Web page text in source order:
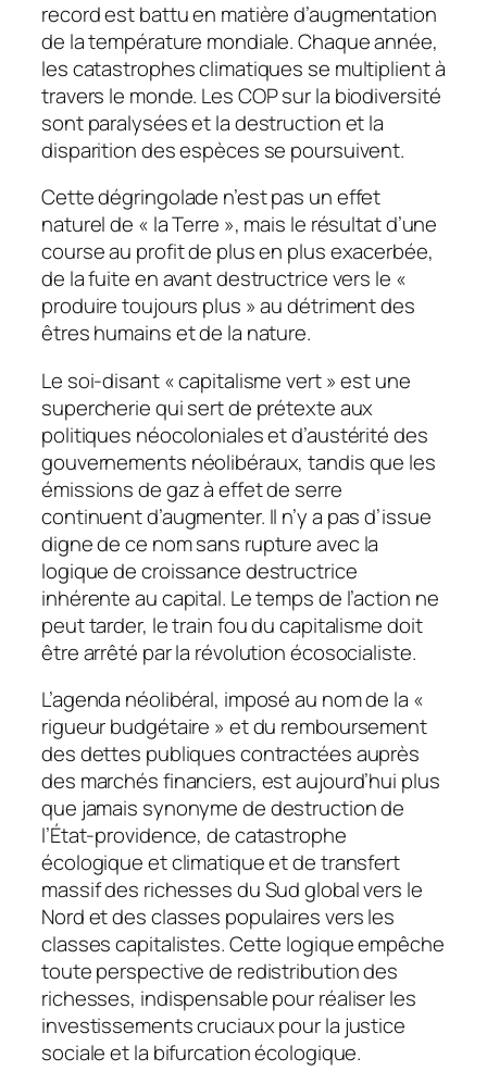
record est battu en matière d’augmentation
de la température mondiale. Chaque année,
les catastrophes climatiques se multiplient à
travers le monde. Les COP sur la biodiversité
sont paralysées et la destruction et la
disparition des espèces se poursuivent.
Cette dégringolade n’est pas un effet
naturel de « la Terre », mais le résultat d’une
course au profit de plus en plus exacerbée,
de la fuite en avant destructrice vers le «
produire toujours plus » au détriment des
êtres humains et de la nature.
Le soi-disant « capitalisme vert » est une
supercherie qui sert de prétexte aux
politiques néocoloniales et d’austérité des
gouvernements néolibéraux, tandis que les
émissions de gaz à effet de serre
continuent d’augmenter. Il n’y a pas d’issue
digne de ce nom sans rupture avec la
logique de croissance destructrice
inhérente au capital. Le temps de l’action ne
peut tarder, le train fou du capitalisme doit
être arrêté par la révolution écosocialiste.
L’agenda néolibéral, imposé au nom de la «
rigueur budgétaire » et du remboursement
des dettes publiques contractées auprès
des marchés financiers, est aujourd’hui plus
que jamais synonyme de destruction de
l’État-providence, de catastrophe
écologique et climatique et de transfert
massif des richesses du Sud global vers le
Nord et des classes populaires vers les
classes capitalistes. Cette logique empêche
toute perspective de redistribution des
richesses, indispensable pour réaliser les
investissements cruciaux pour la justice
sociale et la bifurcation écologique.